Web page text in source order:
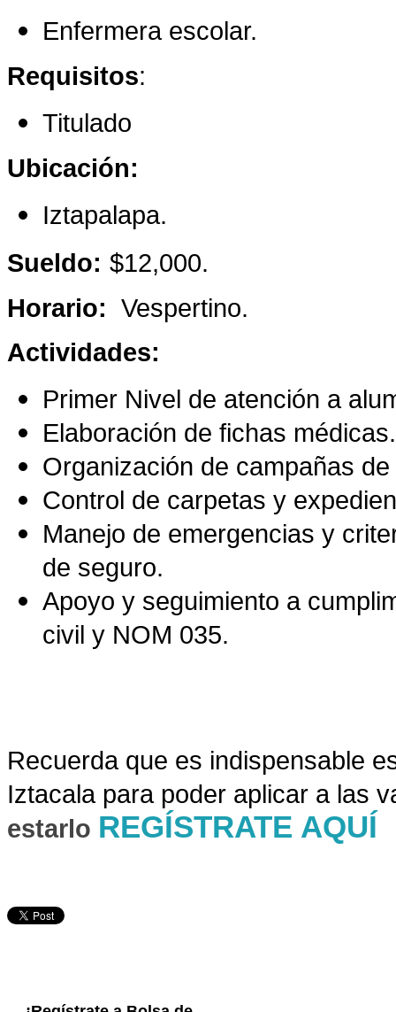
Enfermera escolar.
Requisitos:
Titulado
Ubicación:
Iztapalapa.
Sueldo: $12,000.
Horario: Vespertino.
Actividades:
Primer Nivel de atención a
Elaboración de fichas médicas.
Organización de campañas
Control de carpetas y
Manejo de emergencias y
de seguro.
Apoyo y seguimiento a
civil y NOM 035.
Recuerda que es indispensable
Iztacala para poder aplicar a las
estarlo REGÍSTRATE AQUÍ